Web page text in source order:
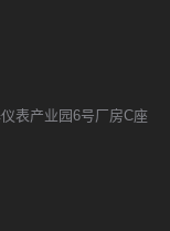
表产业园6号厂房C座